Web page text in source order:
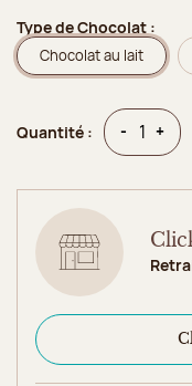
Type de Chocolat :
Chocolat au lait
Quantité : - Quantité
+